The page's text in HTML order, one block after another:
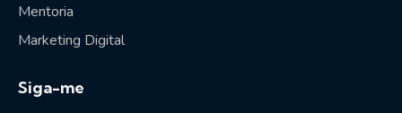
Mentoria
Marketing Digital
Siga-me